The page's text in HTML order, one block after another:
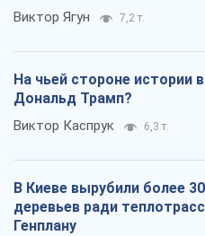
Виктор Ягун 7,2 т.
На чьей стороне истории
Дональд Трамп?
Виктор Каспрук 6,3 т.
В Киеве вырубили более
деревьев ради
Генплану